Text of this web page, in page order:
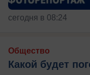
сегодня в 08:24
Общество
Какой будет